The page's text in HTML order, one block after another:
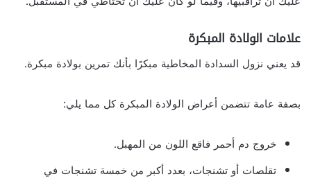
علامات الولادة المبكرة
قد يعني نزول السدادة المخاطية مبكرًا بأنك تمرين بولادة مبكرة.
بصفة عامة تتضمن أعراض الولادة المبكرة كل مما يلي:
خروج دم أحمر فاقع اللون من المهبل.
تقلصات أو تشنجات، بعدد أكبر من خمسة تشنجات في